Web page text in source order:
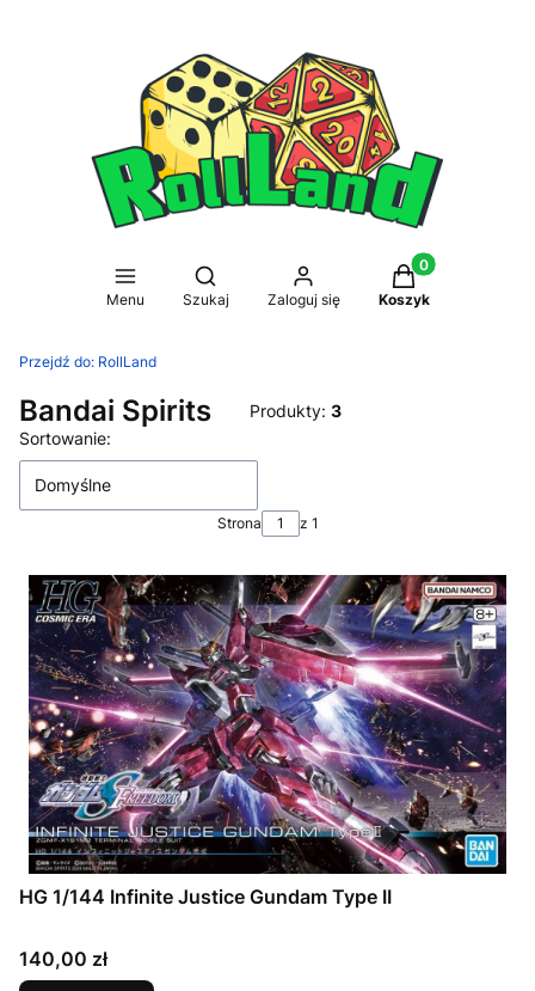
Menu
Otwórz wyszukiwarkę
Szukaj Zaloguj się
Produkty w
Koszyk
Przejdź do: RollLand
Bandai Spirits Produkty: 3
Lista produktów
Sortowanie:
Domyślne
Strona z 1
HG 1/144 Infinite Justice Gundam Type II
Cena
140,00 zł